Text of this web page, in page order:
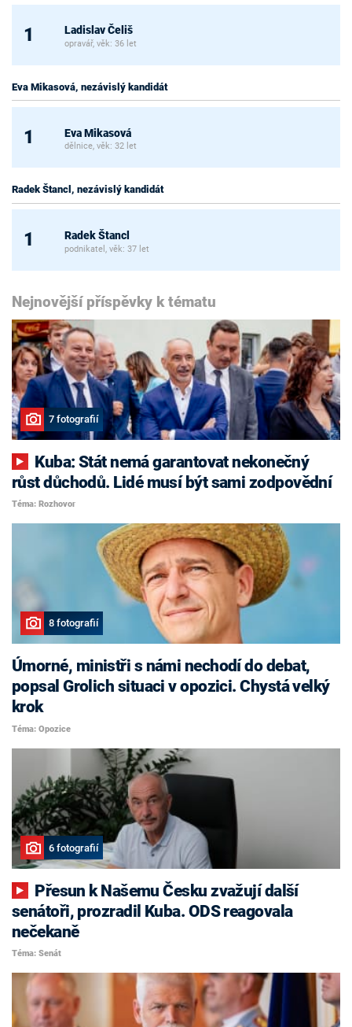
1 Ladislav Čeliš
opravář, věk: 36 let
Eva Mikasová, nezávislý kandidát
1 Eva Mikasová
dělnice, věk: 32 let
Radek Štancl, nezávislý kandidát
1 Radek Štancl
podnikatel, věk: 37 let
Nejnovější příspěvky k tématu
7 fotografií
růst důchodů. Lidé musí být sami zodpovědní
Téma: Rozhovor
8 fotografií
Úmorné, ministři s námi nechodí do debat,
popsal Grolich situaci v opozici. Chystá velký
krok
Téma: Opozice
6 fotografií
senátoři, prozradil Kuba. ODS reagovala
nečekaně
Téma: Senát